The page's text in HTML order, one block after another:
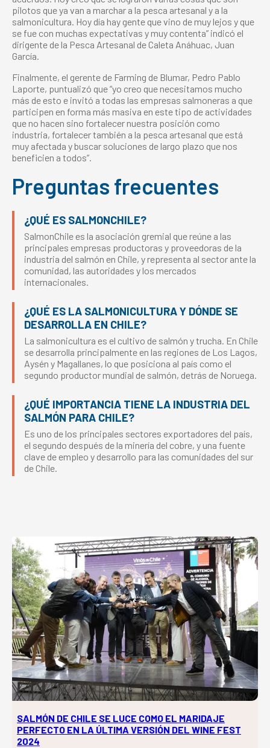
pilotos que ya van a marchar a la pesca artesanal y a la
salmonicultura. Hoy día hay gente que vino de muy lejos y que
se fue con muchas expectativas y muy contenta” indicó el
dirigente de la Pesca Artesanal de Caleta Anáhuac, Juan
García.
Finalmente, el gerente de Farming de Blumar, Pedro Pablo
Laporte, puntualizó que “yo creo que necesitamos mucho
más de esto e invitó a todas las empresas salmoneras a que
participen en forma más masiva en este tipo de actividades
que no hacen sino fortalecer nuestra posición como
industria, fortalecer también a la pesca artesanal que está
muy afectada y buscar soluciones de largo plazo que nos
beneficien a todos”.
Preguntas frecuentes
¿QUÉ ES SALMONCHILE?
SalmonChile es la asociación gremial que reúne a las
principales empresas productoras y proveedoras de la
industria del salmón en Chile, y representa al sector ante la
comunidad, las autoridades y los mercados
internacionales.
¿QUÉ ES LA SALMONICULTURA Y DÓNDE SE
DESARROLLA EN CHILE?
La salmonicultura es el cultivo de salmón y trucha. En Chile
se desarrolla principalmente en las regiones de Los Lagos,
Aysén y Magallanes, lo que posiciona al país como el
segundo productor mundial de salmón, detrás de Noruega.
¿QUÉ IMPORTANCIA TIENE LA INDUSTRIA DEL
SALMÓN PARA CHILE?
Es uno de los principales sectores exportadores del país,
el segundo después de la minería del cobre, y una fuente
clave de empleo y desarrollo para las comunidades del sur
de Chile.
SALMÓN DE CHILE SE LUCE COMO EL MARIDAJE
PERFECTO EN LA ÚLTIMA VERSIÓN DEL WINE FEST
2024